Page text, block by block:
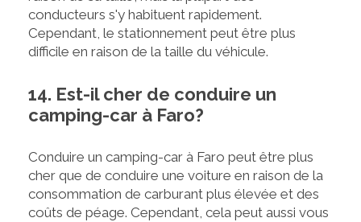
conducteurs s'y habituent rapidement.
Cependant, le stationnement peut être plus
difficile en raison de la taille du véhicule.
14. Est-il cher de conduire un
camping-car à Faro?
Conduire un camping-car à Faro peut être plus
cher que de conduire une voiture en raison de la
consommation de carburant plus élevée et des
coûts de péage. Cependant, cela peut aussi vous